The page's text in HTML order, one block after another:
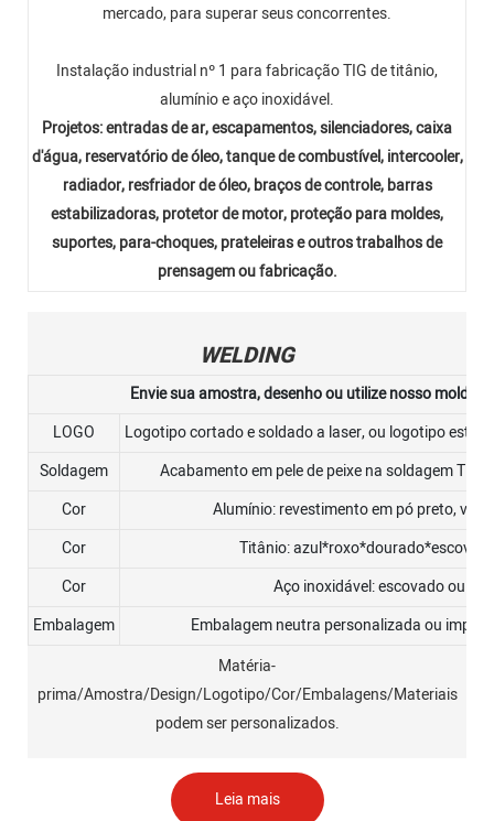
mercado, para superar seus concorrentes.
Instalação industrial nº 1 para fabricação TIG de titânio,
alumínio e aço inoxidável.
Projetos: entradas de ar, escapamentos, silenciadores, caixa
d'água, reservatório de óleo, tanque de combustível, intercooler,
radiador, resfriador de óleo, braços de controle, barras
estabilizadoras, protetor de motor, proteção para moldes,
suportes, para-choques, prateleiras e outros trabalhos de
prensagem ou fabricação.
WELDING
Envie sua amostra, desenho ou utilize nosso molde
LOGO
Logotipo cortado e soldado a laser, ou logotipo
Soldagem
Acabamento em pele de peixe na soldagem TIG
Cor
Alumínio: revestimento em pó preto,
Cor
Titânio:
Cor
Aço inoxidável: escovado ou
Embalagem
Embalagem neutra personalizada ou
Matéria-
prima/Amostra/Design/Logotipo/Cor/Embalagens/Materiais
podem ser personalizados.
Leia mais